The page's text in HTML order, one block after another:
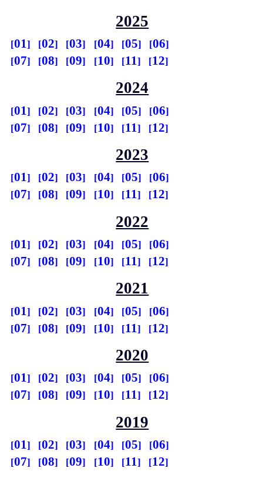
2025
01 02 03 04 05
06
07
08 09 10 11 12
2024
01 02 03 04 05
06
07
08 09 10 11 12
2023
01 02 03 04 05
06
07
08 09 10 11 12
2022
01 02 03 04 05
06
07
08 09 10 11 12
2021
01 02 03 04 05
06
07
08 09 10 11 12
2020
01 02 03 04 05
06
07
08 09 10 11 12
2019
01 02 03 04 05
06
07
08 09 10 11 12